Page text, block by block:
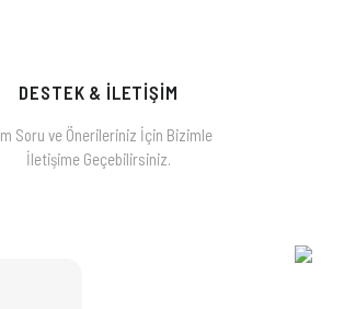
DESTEK & İLETİŞİM
Soru ve Önerileriniz İçin Bizimle
İletişime Geçebilirsiniz.